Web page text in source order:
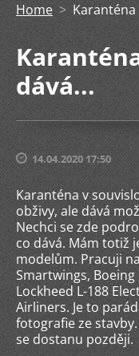
Home >
dává...
14.04.2020 17:50
Karanténa v
obživy, ale dává
Nechci se zde
co dává. Mám totiž
modelům. Pracuji
Smartwings,
Lockheed L-188
Airliners. Je to
fotografie ze
se dostanu později.